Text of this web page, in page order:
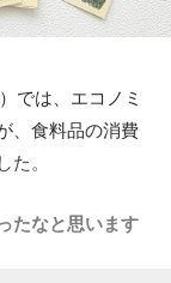
れはすごく大事
にいない人たち
であろう苦しみ
この1分間の中
ね。少なくと
いる人々、そ
ます。
の『Moment of
のその慰霊とい
ていたわけで
では、エコノミ
、食料品の消費
。
たなと思います